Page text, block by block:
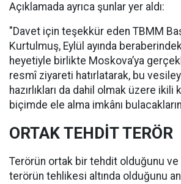
Açıklamada ayrıca şunlar yer aldı:
"Davet için teşekkür eden TBMM
Kurtulmuş, Eylül ayında
heyetiyle birlikte Moskova’ya
resmî ziyareti hatırlatarak, bu
hazırlıkları da dahil olmak üzere ikili
biçimde ele alma imkânı
ORTAK TEHDİT TERÖR
Terörün ortak bir tehdit olduğunu
terörün tehlikesi altında olduğunu